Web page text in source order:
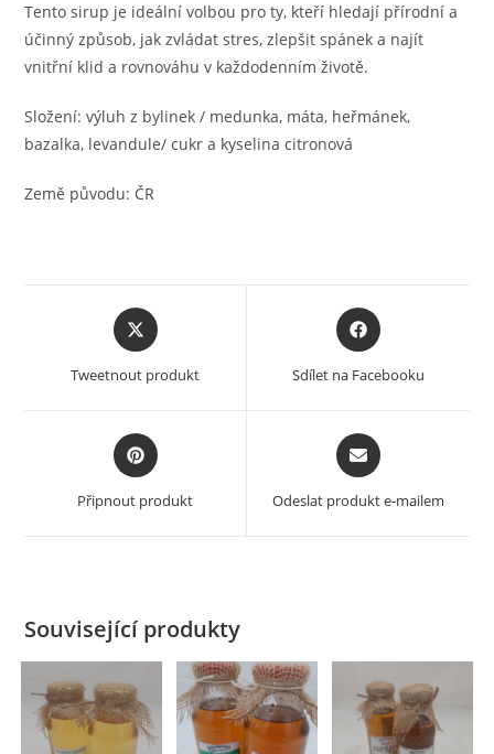
Tento sirup je ideální volbou pro ty, kteří hledají přírodní a
účinný způsob, jak zvládat stres, zlepšit spánek a najít
vnitřní klid a rovnováhu v každodenním životě.
Složení: výluh z bylinek / medunka, máta, heřmánek,
bazalka, levandule/ cukr a kyselina citronová
Země původu: ČR
Opens
in
Tweetnout produkt
Opens
in
Sdílet na Facebooku
Opens
in
new
Připnout produkt
Opens
in
Odeslat produkt e-mailem
Související produkty